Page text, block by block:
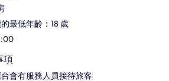
最低年齡：18 歲
項
會有服務人員接待旅客